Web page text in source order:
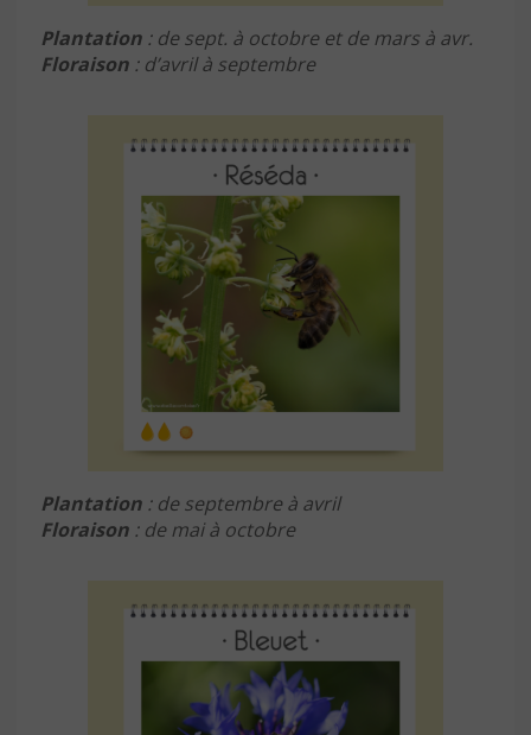
Plantation : de sept. à octobre et de mars à avr.
Floraison : d’avril à septembre
Plantation : de septembre à avril
Floraison : de mai à octobre